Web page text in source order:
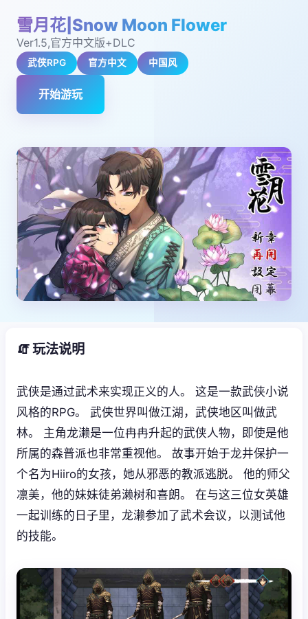
雪月花|Snow Moon Flower
Ver1.5,官方中文版+DLC
武侠RPG 官方中文 中国风
开始游玩
🧯 玩法说明
武侠是通过武术来实现正义的人。 这是一款武侠小说
风格的RPG。 武侠世界叫做江湖，武侠地区叫做武
林。 主角龙濑是一位冉冉升起的武侠人物，即使是他
所属的森普派也非常重视他。 故事开始于龙井保护一
个名为Hiiro的女孩，她从邪恶的教派逃脱。 他的师父
凛美，他的妹妹徒弟濑树和喜朗。 在与这三位女英雄
一起训练的日子里，龙濑参加了武术会议，以测试他
的技能。